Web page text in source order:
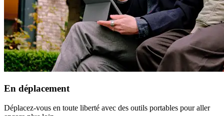
En déplacement
Déplacez-vous en toute liberté avec des outils portables pour aller